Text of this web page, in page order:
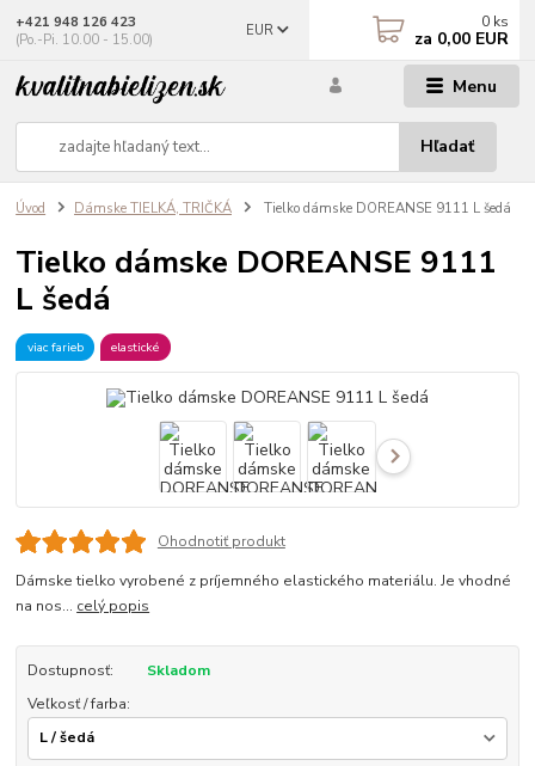
Menu
EUR
Hľadať
+421 948 126 423
(Po.-Pi. 10.00 - 15.00)
0 ks
za 0,00 EUR
Úvod Dámske TIELKÁ, TRIČKÁ Tielko dámske DOREANSE 9111 L šedá
Tielko dámske DOREANSE 9111
L šedá
viac farieb elastické
Ohodnotiť produkt
Dámske tielko vyrobené z príjemného elastického materiálu. Je vhodné
na nos... celý popis
Dostupnosť:
Skladom
Veľkosť / farba: